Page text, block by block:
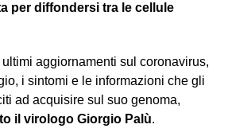
per diffondersi tra le cellule
aggiornamenti sul coronavirus,
i sintomi e le informazioni che gli
ad acquisire sul suo genoma,
il virologo Giorgio Palù.